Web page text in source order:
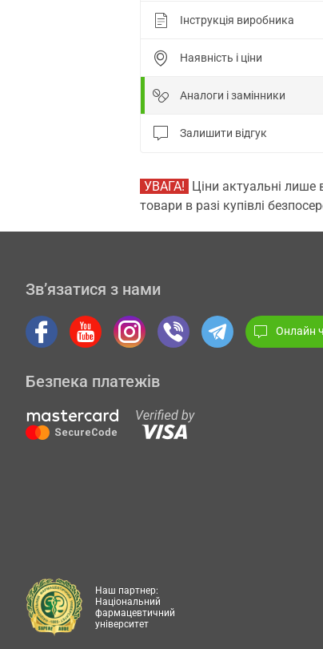
Інструкція виробника
Наявність і ціни
Аналоги і замінники
Залишити відгук
УВАГА! Ціни актуальні лише
товари в разі купівлі
Зв’язатися з нами
Онлайн
Безпека платежів
Наш партнер:
Національний
фармацевтичний
університет